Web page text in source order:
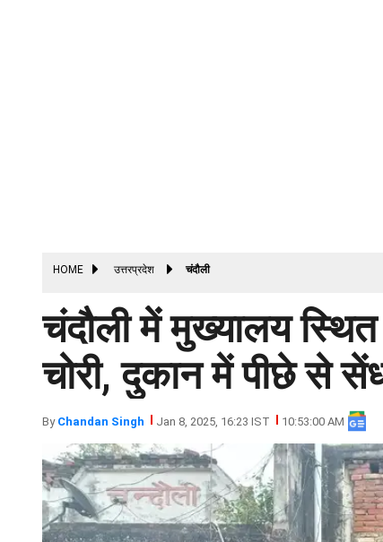
HOME उत्तरप्रदेश चंदौली
चंदौली में मुख्यालय
चोरी, दुकान में पीछे से
By Chandan Singh Jan 8, 2025, 16:23 IST 10:53:00 AM